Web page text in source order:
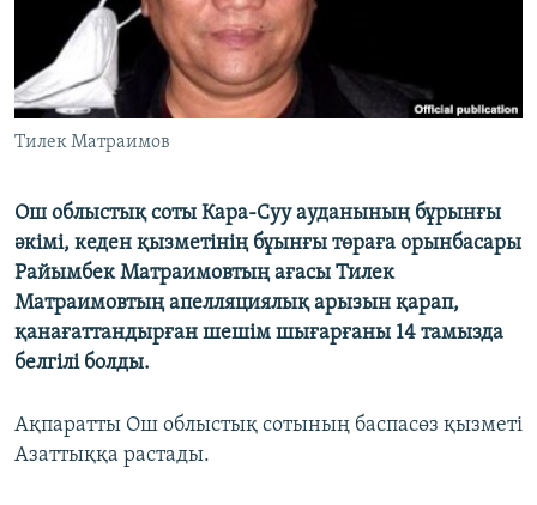
Тилек Матраимов
Ош облыстық соты Кара-Суу ауданының бұрынғы
әкімі, кеден қызметінің бұынғы төраға орынбасары
Райымбек Матраимовтың ағасы Тилек
Матраимовтың апелляциялық арызын қарап,
қанағаттандырған шешім шығарғаны 14 тамызда
белгілі болды.
Ақпаратты Ош облыстық сотының баспасөз қызметі
Азаттыққа растады.